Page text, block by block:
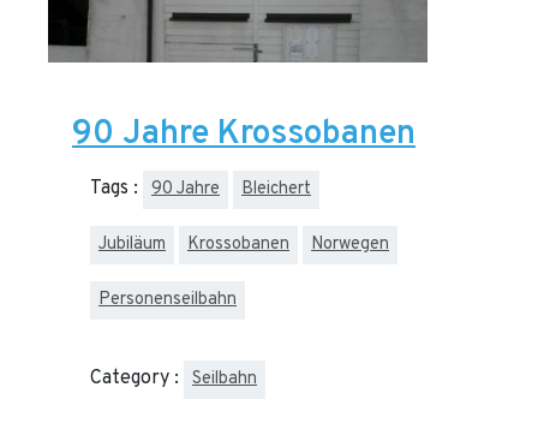
90 Jahre Krossobanen
Tags : 90 Jahre Bleichert
Jubiläum Krossobanen Norwegen
Personenseilbahn
Category : Seilbahn